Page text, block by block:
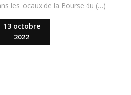
13 octobre
2022
les locaux de la Bourse du (…)